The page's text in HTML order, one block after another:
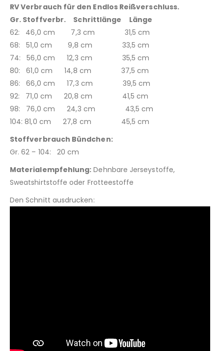
RV Verbrauch für den Endlos Reißverschluss.
Gr. Stoffverbr. Schrittlänge Länge
62: 46,0 cm 7,3 cm 31,5 cm
68: 51,0 cm 9,8 cm 33,5 cm
74: 56,0 cm 12,3 cm 35,5 cm
80: 61,0 cm 14,8 cm 37,5 cm
86: 66,0 cm 17,3 cm 39,5 cm
92: 71,0 cm 20,8 cm 41,5 cm
98: 76,0 cm 24,3 cm 43,5 cm
104: 81,0 cm 27,8 cm 45,5 cm
Stoffverbrauch Bündchen:
Gr. 62 – 104: 20 cm
Materialempfehlung: Dehnbare Jerseystoffe,
Sweatshirtstoffe oder Frotteestoffe
Den Schnitt ausdrucken: